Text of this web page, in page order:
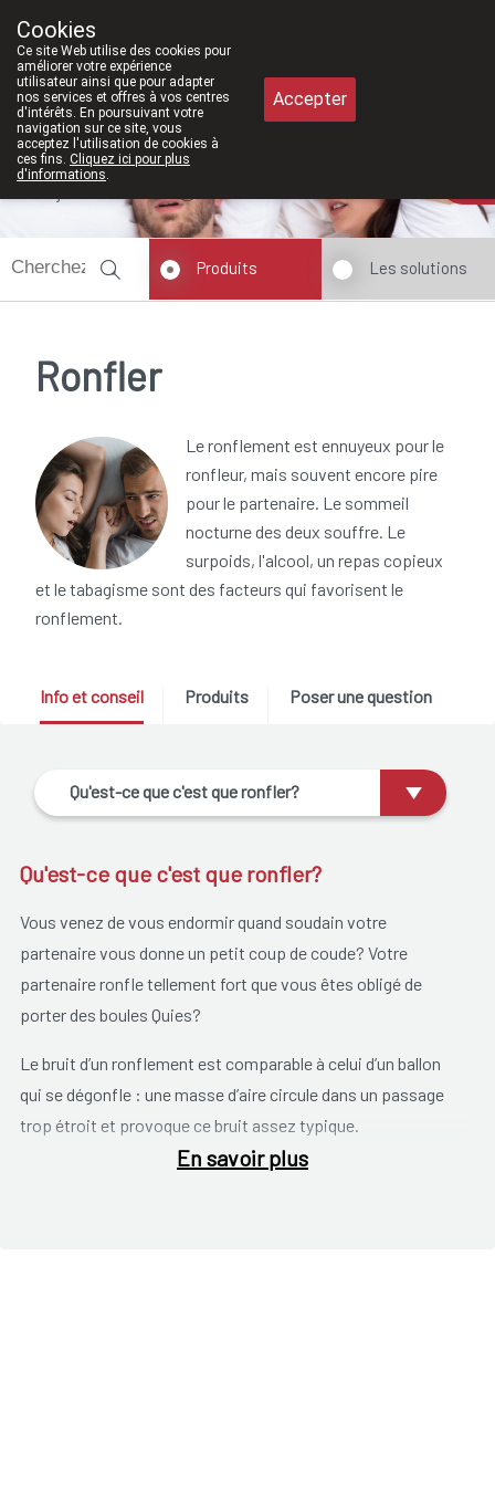
011/610300
Produits Les solutions
Ronfler
Le ronflement est ennuyeux pour le
ronfleur, mais souvent encore pire
pour le partenaire. Le sommeil
nocturne des deux souffre. Le
surpoids, l'alcool, un repas copieux
et le tabagisme sont des facteurs qui favorisent le
ronflement.
Info et conseil Produits Poser une question
Qu'est-ce que c'est que ronfler?
Qu'est-ce que c'est que ronfler?
Vous venez de vous endormir quand soudain votre
partenaire vous donne un petit coup de coude? Votre
partenaire ronfle tellement fort que vous êtes obligé de
porter des boules Quies?
Le bruit d’un ronflement est comparable à celui d’un ballon
qui se dégonfle : une masse d’aire circule dans un passage
trop étroit et provoque ce bruit assez typique.
Les ronflements sont provoqués par un rétrécissement des
En savoir plus
Cookies
Ce site Web utilise des cookies pour
améliorer votre expérience
utilisateur ainsi que pour adapter
nos services et offres à vos centres
d'intérêts. En poursuivant votre
navigation sur ce site, vous
acceptez l'utilisation de cookies à
ces fins. Cliquez ici pour plus
d'informations.
Accepter